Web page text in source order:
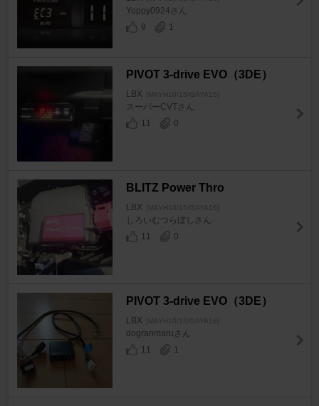
Yoppy0924さん
9
1
PIVOT 3-drive EVO（3DE）
LBX [MAYH10/15/GAYA16]
スーパーCVTさん
11
0
BLITZ Power Thro
LBX [MAYH10/15/GAYA16]
しろいむつらぼしさん
11
0
PIVOT 3-drive EVO（3DE）
LBX [MAYH10/15/GAYA16]
dogranmaruさん
11
1